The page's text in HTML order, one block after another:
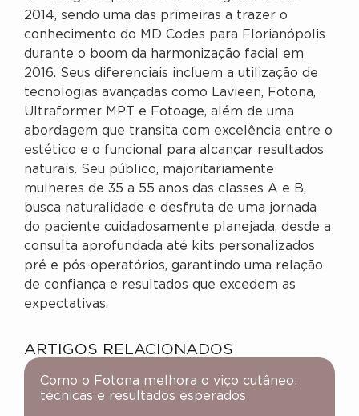
2014, sendo uma das primeiras a trazer o
conhecimento do MD Codes para Florianópolis
durante o boom da harmonização facial em
2016. Seus diferenciais incluem a utilização de
tecnologias avançadas como Lavieen, Fotona,
Ultraformer MPT e Fotoage, além de uma
abordagem que transita com excelência entre o
estético e o funcional para alcançar resultados
naturais. Seu público, majoritariamente
mulheres de 35 a 55 anos das classes A e B,
busca naturalidade e desfruta de uma jornada
do paciente cuidadosamente planejada, desde a
consulta aprofundada até kits personalizados
pré e pós-operatórios, garantindo uma relação
de confiança e resultados que excedem as
expectativas.
ARTIGOS RELACIONADOS
Como o Fotona melhora o viço cutâneo:
técnicas e resultados esperados